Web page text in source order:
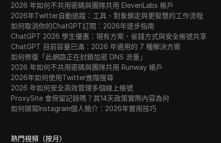
2026 年如何不共用密碼與團隊共用 ElevenLabs 帳戶
2026年Twitter自動追蹤：工具、對象鎖定與更智慧的工作流程
如何取消你的ChatGPT訂閱：2026年逐步指南
ChatGPT 2026 學生優惠：現有方案、省錢方式與安全帳號共享
ChatGPT 目前容量已滿：2026 年適用的 7 種解決方案
如何修復「此網路正在封鎖加密 DNS 流量」
2026 年如何不共用密碼與團隊共用 Runway 帳戶
2026年如何使用Twitter進階搜尋
2026 年如何安全高效管理多個線上帳號
ProxySite 會保留記錄嗎？其14天政策實際內容為何
如何撰寫Instagram個人簡介：2026年實用技巧
熱門視頻（按月）